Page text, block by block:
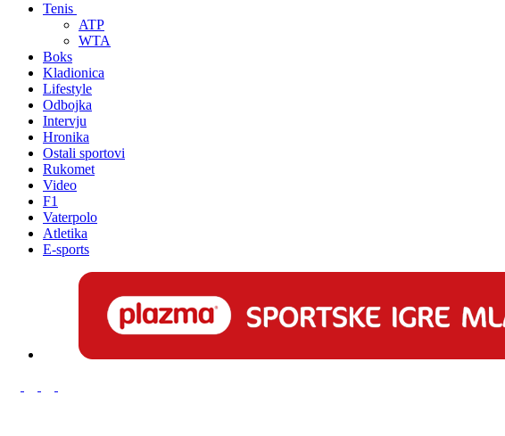
Tenis
ATP
WTA
Boks
Kladionica
Lifestyle
Odbojka
Intervju
Hronika
Ostali sportovi
Rukomet
Video
F1
Vaterpolo
Atletika
E-sports